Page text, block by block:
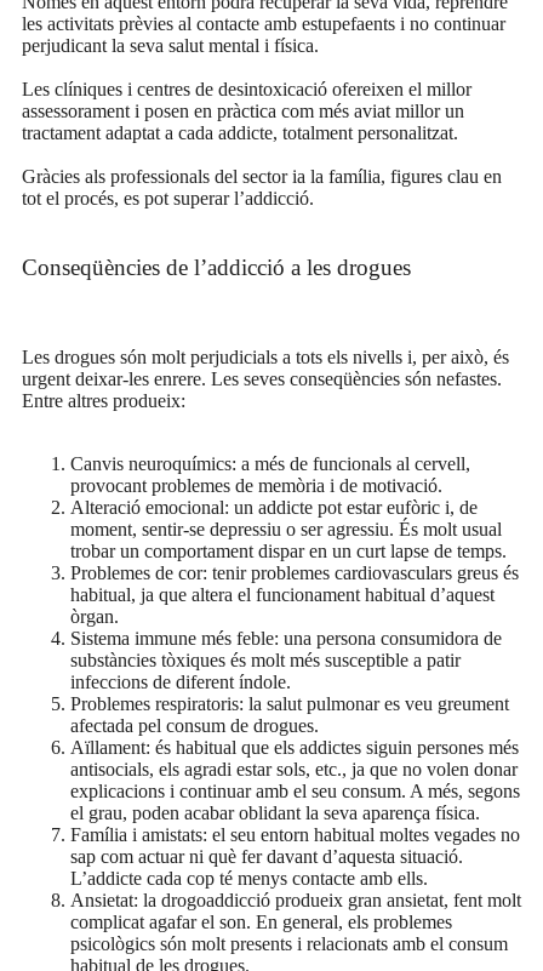
les activitats prèvies al contacte amb estupefaents i no continuar
perjudicant la seva salut mental i física.
Les clíniques i centres de desintoxicació ofereixen el millor
assessorament i posen en pràctica com més aviat millor un
tractament adaptat a cada addicte, totalment personalitzat.
Gràcies als professionals del sector ia la família, figures clau en
tot el procés, es pot superar l’addicció.
Conseqüències de l’addicció a les drogues
Les drogues són molt perjudicials a tots els nivells i, per això, és
urgent deixar-les enrere. Les seves conseqüències són nefastes.
Entre altres produeix:
Canvis neuroquímics: a més de funcionals al cervell,
provocant problemes de memòria i de motivació.
Alteració emocional: un addicte pot estar eufòric i, de
moment, sentir-se depressiu o ser agressiu. És molt usual
trobar un comportament dispar en un curt lapse de temps.
Problemes de cor: tenir problemes cardiovasculars greus és
habitual, ja que altera el funcionament habitual d’aquest
òrgan.
Sistema immune més feble: una persona consumidora de
substàncies tòxiques és molt més susceptible a patir
infeccions de diferent índole.
Problemes respiratoris: la salut pulmonar es veu greument
afectada pel consum de drogues.
Aïllament: és habitual que els addictes siguin persones més
antisocials, els agradi estar sols, etc., ja que no volen donar
explicacions i continuar amb el seu consum. A més, segons
el grau, poden acabar oblidant la seva aparença física.
Família i amistats: el seu entorn habitual moltes vegades no
sap com actuar ni què fer davant d’aquesta situació.
L’addicte cada cop té menys contacte amb ells.
Ansietat: la drogoaddicció produeix gran ansietat, fent molt
complicat agafar el son. En general, els problemes
psicològics són molt presents i relacionats amb el consum
habitual de les drogues.